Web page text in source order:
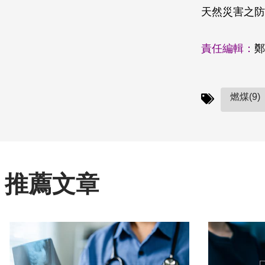
天然災害之
責任編輯：
燃煤(9)
推薦文章